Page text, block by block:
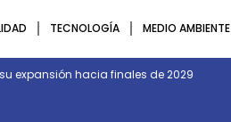
TECNOLOGÍA MEDIO AMBIENTE
expansión hacia finales de 2029